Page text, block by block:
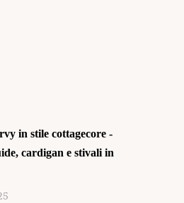
in stile cottagecore -
cardigan e stivali in